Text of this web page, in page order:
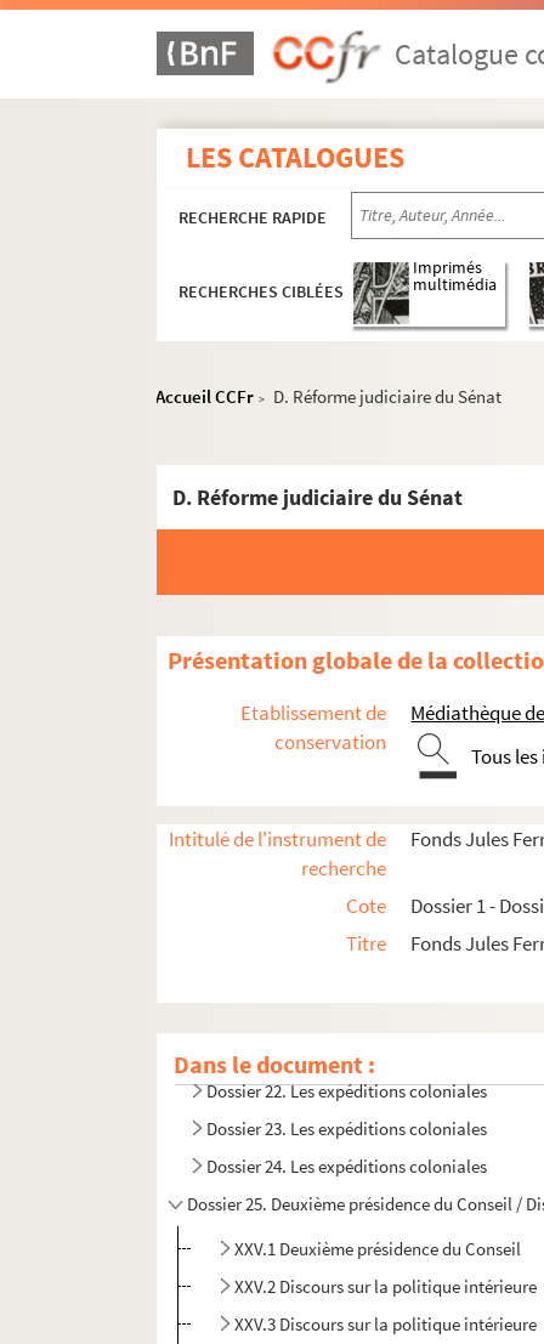
Catalogue
LES CATALOGUES
RECHERCHE RAPIDE
RECHERCHES CIBLÉES
Imprimés
multimédia
Accueil CCFr > D. Réforme judiciaire du Sénat
D. Réforme judiciaire du Sénat
Présentation globale de la
Etablissement de
conservation
Médiathèque
Tous
Intitulé de l'instrument de
recherche
Fonds Jules
Cote
Dossier 1 -
Titre
Fonds Jules
Dans le document :
Dossier 1. Centenaire de Jules Ferry et
Dossier 2. Don Joseph Magnin
Dossier 4. Coupures de presse de l'époque
Dossier 6. Coupures de presse de l'époque
Dossier 7. Jeunesse de Jules Ferry
Dossier 9. Jules Ferry journaliste et Député
Dossier 10. Jules Ferry député au corps
Dossier 11. Jules Ferry Maire de Paris
Dossier 12. Déposition sur le 18 mars 1871
Dossier 13. L’Assemblée Nationale
Dossier 15. Enseignement
Dossier 16. Enseignement
Dossier 17. Enseignement
Dossier 18. Enseignement
Dossier 21. Les expéditions coloniales
Dossier 22. Les expéditions coloniales
Dossier 23. Les expéditions coloniales
Dossier 24. Les expéditions coloniales
Dossier 25. Deuxième présidence du Conseil /
XXV.1 Deuxième présidence du Conseil
XXV.2 Discours sur la politique intérieure
XXV.3 Discours sur la politique intérieure